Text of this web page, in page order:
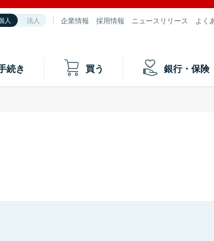
人 法人 企業情報 採用情報 ニュースリリース よく
続き 買う 銀行・保険